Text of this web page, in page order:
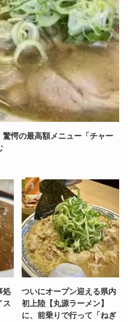
驚愕の最高額メニュー「チャー
処
ス
ついにオープン迎える県内
初上陸【丸源ラーメン】
に、前乗りで行って「ねぎ